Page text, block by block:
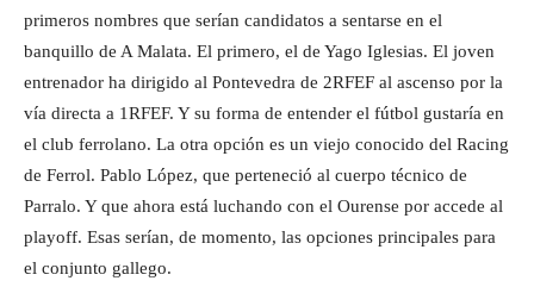
primeros nombres que serían candidatos a sentarse en el
banquillo de A Malata. El primero, el de Yago Iglesias. El joven
entrenador ha dirigido al Pontevedra de 2RFEF al ascenso por la
vía directa a 1RFEF. Y su forma de entender el fútbol gustaría en
el club ferrolano. La otra opción es un viejo conocido del Racing
de Ferrol. Pablo López, que perteneció al cuerpo técnico de
Parralo. Y que ahora está luchando con el Ourense por accede al
playoff. Esas serían, de momento, las opciones principales para
el conjunto gallego.